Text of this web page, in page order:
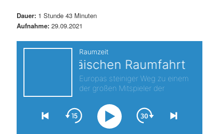
i
n
p
g
Dauer: 1 Stunde 43 Minuten
Aufnahme: 29.09.2021